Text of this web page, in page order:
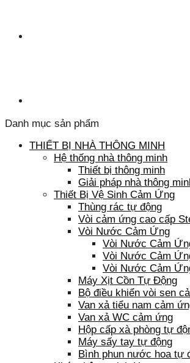
Danh mục sản phẩm
THIẾT BỊ NHÀ THÔNG MINH
Hệ thống nhà thông minh
Thiết bị thông minh
Giải pháp nhà thông
Thiết Bị Vệ Sinh Cảm Ứng
Thùng rác tự động
Vòi cảm ứng cao cấp
Vòi Nước Cảm Ứng
Vòi Nước Cảm
Vòi Nước Cảm
Vòi Nước Cảm
Máy Xịt Cồn Tự Động
Bộ điều khiển vòi sen
Van xả tiểu nam cảm
Van xả WC cảm ứng
Hộp cấp xà phòng tự
Máy sấy tay tự động
Bình phun nước hoa tự